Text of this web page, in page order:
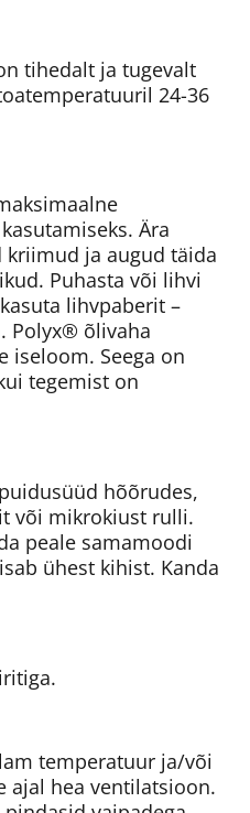
tihedalt ja tugevalt
24-36
Ära
kriimud ja augud täida
Puhasta või lihvi
lihvpaberit –
Polyx® õlivaha
iseloom. Seega on
tegemist on
hõõrudes,
või mikrokiust rulli.
peale samamoodi
ühest kihist. Kanda
temperatuur ja/või
ajal hea ventilatsioon.